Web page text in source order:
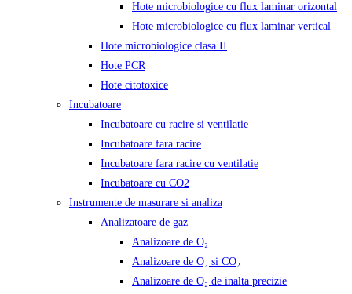
Hote microbiologice cu flux laminar orizontal
Hote microbiologice cu flux laminar vertical
Hote microbiologice clasa II
Hote PCR
Hote citotoxice
Incubatoare
Incubatoare cu racire si ventilatie
Incubatoare fara racire
Incubatoare fara racire cu ventilatie
Incubatoare cu CO2
Instrumente de masurare si analiza
Analizatoare de gaz
Analizoare de O₂
Analizoare de O₂ si CO₂
Analizoare de O₂ de inalta precizie